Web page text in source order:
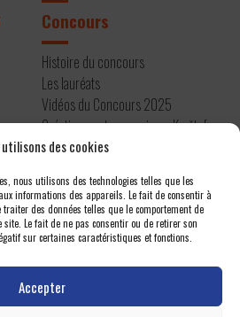
utilisons des cookies
nous utilisons des technologies telles que les
informations des appareils. Le fait de consentir à
des données telles que le comportement de
Le fait de ne pas consentir ou de retirer son
sur certaines caractéristiques et fonctions.
Accepter
Concours
Histoire du concours
Les lauréats
Vidéos du Concours 2025
Création contemporaine – Kryštof
Mařatka
Contact
Newsletter
Espace presse
Nous contacter
Politique de confidentialité